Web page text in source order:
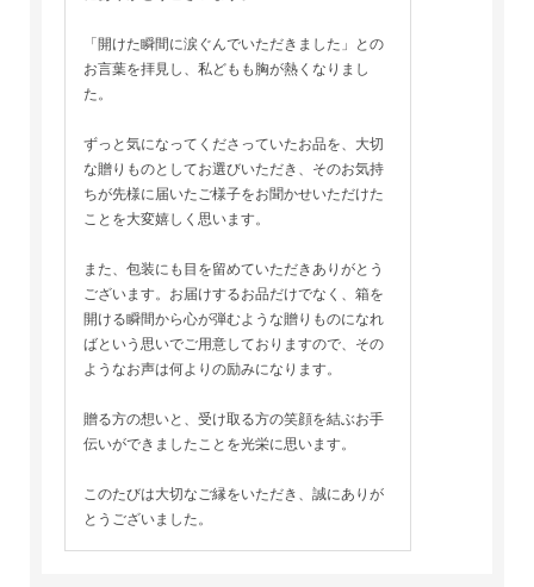
「開けた瞬間に涙ぐんでいただきました」との
お言葉を拝見し、私どもも胸が熱くなりまし
た。
ずっと気になってくださっていたお品を、大切
な贈りものとしてお選びいただき、そのお気持
ちが先様に届いたご様子をお聞かせいただけた
ことを大変嬉しく思います。
また、包装にも目を留めていただきありがとう
ございます。お届けするお品だけでなく、箱を
開ける瞬間から心が弾むような贈りものになれ
ばという思いでご用意しておりますので、その
ようなお声は何よりの励みになります。
贈る方の想いと、受け取る方の笑顔を結ぶお手
伝いができましたことを光栄に思います。
このたびは大切なご縁をいただき、誠にありが
とうございました。